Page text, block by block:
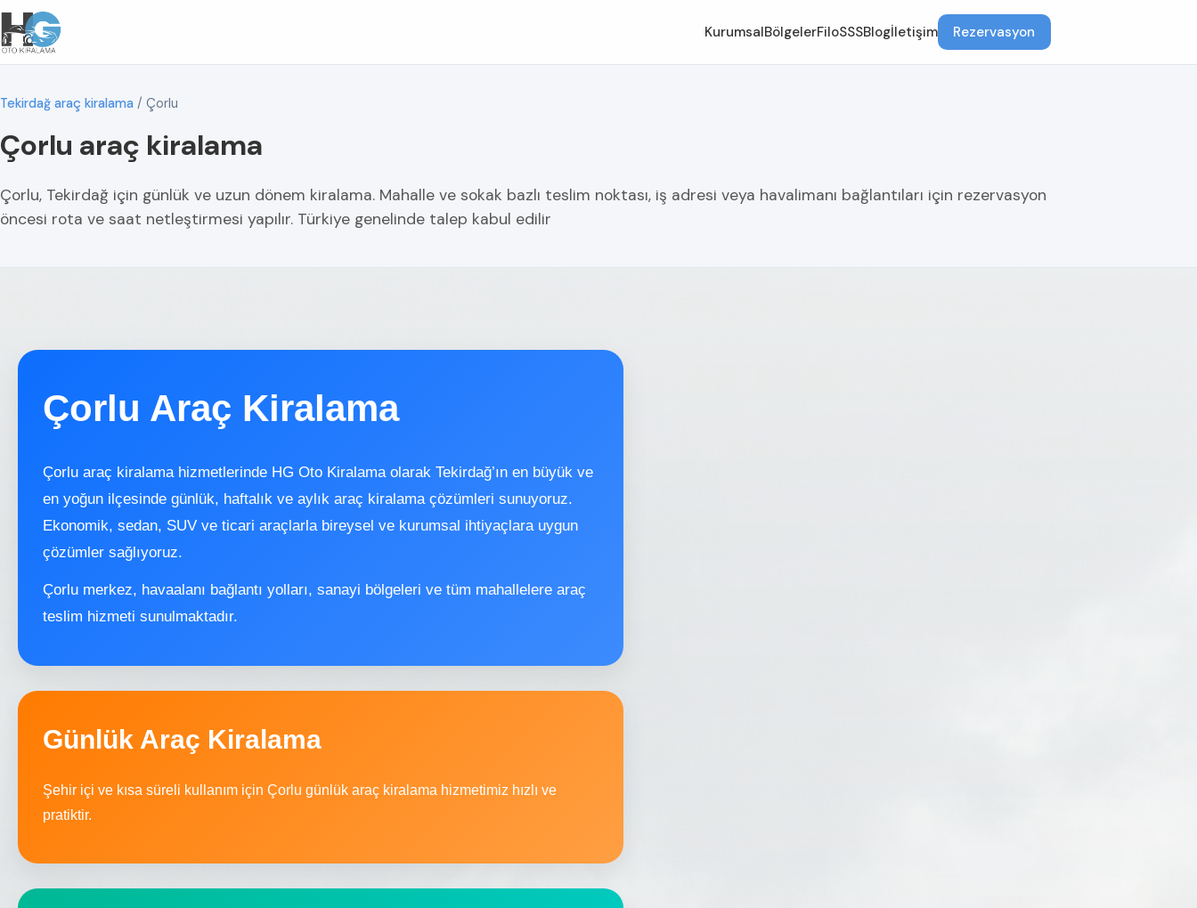
KurumsalBölgelerFiloSSSBlogİletişim Rezervasyon
Tekirdağ araç kiralama / Çorlu
Çorlu araç kiralama
Çorlu, Tekirdağ için günlük ve uzun dönem kiralama. Mahalle ve sokak bazlı teslim noktası, iş adresi veya havalimanı bağlantıları için rezervasyon
öncesi rota ve saat netleştirmesi yapılır. Türkiye genelinde talep kabul edilir
Çorlu Araç Kiralama
Çorlu araç kiralama hizmetlerinde HG Oto Kiralama olarak Tekirdağ’ın en büyük ve
en yoğun ilçesinde günlük, haftalık ve aylık araç kiralama çözümleri sunuyoruz.
Ekonomik, sedan, SUV ve ticari araçlarla bireysel ve kurumsal ihtiyaçlara uygun
çözümler sağlıyoruz.
Çorlu merkez, havaalanı bağlantı yolları, sanayi bölgeleri ve tüm mahallelere araç
teslim hizmeti sunulmaktadır.
Günlük Araç Kiralama
Şehir içi ve kısa süreli kullanım için Çorlu günlük araç kiralama hizmetimiz hızlı ve
pratiktir.